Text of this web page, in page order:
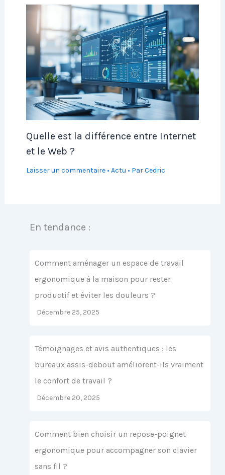
Quelle est la différence entre Internet
et le Web ?
Laisser un commentaire • Actu • ParCedric
En tendance :
Comment aménager un espace de travail
ergonomique à la maison pour rester
productif et éviter les douleurs ?
Décembre 25, 2025
Témoignages et avis authentiques : les
bureaux assis-debout améliorent-ils vraiment
le confort de travail ?
Décembre 20, 2025
Comment bien choisir un repose-poignet
ergonomique pour accompagner son clavier
sans fil ?